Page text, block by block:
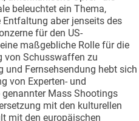
beleuchtet ein Thema,
Entfaltung aber jenseits des
für den US-
maßgebliche Rolle für die
von Schusswaffen zu
und Fernsehsendung hebt sich
von Experten- und
Mass Shootings
mit den kulturellen
mit den europäischen